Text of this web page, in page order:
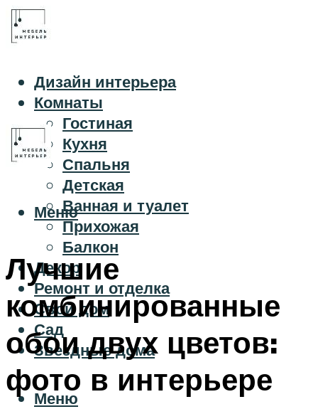
Дизайн интерьера
Комнаты
Гостиная
Кухня
Спальня
Детская
Ванная и туалет
Прихожая
Балкон
Декор
Ремонт и отделка
Свой дом
Сад
Звездные дома
Меню
Меню
Лучшие
комбинированные
обои двух цветов:
фото в интерьере